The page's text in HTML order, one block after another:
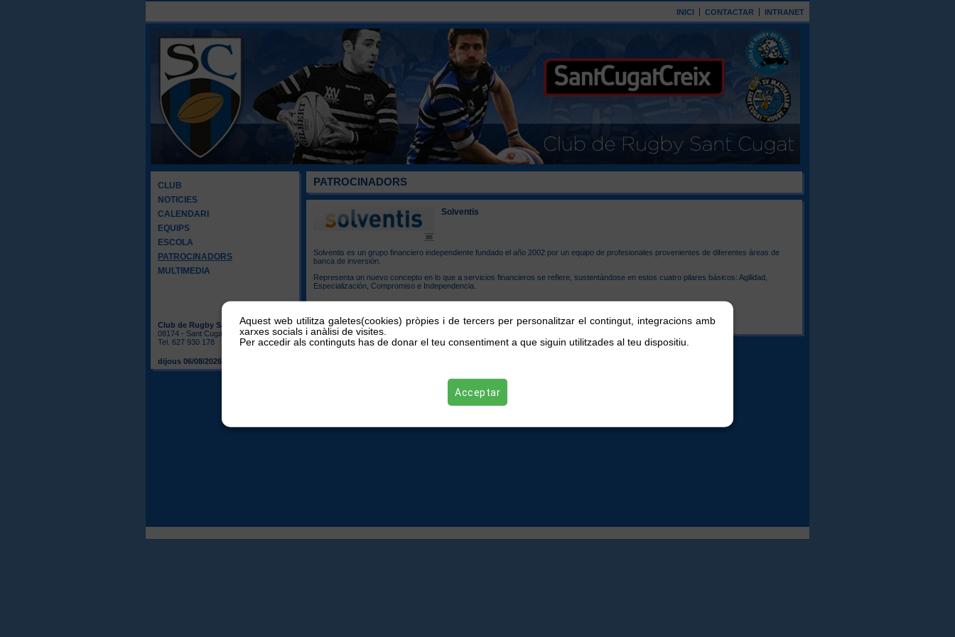
INICI CONTACTAR INTRANET
CLUB
NOTICIES
CALENDARI
EQUIPS
ESCOLA
PATROCINADORS
MULTIMEDIA
Club de Rugby Sant Cugat
08174 - Sant Cugat del Vallès
Tel. 627 930 178
dijous 06/08/2026
PATROCINADORS
Solventis
Solventis es un grupo financiero independiente fundado el año 2002 por un equipo de profesionales provenientes de diferentes áreas de
banca de inversión.
Representa un nuevo concepto en lo que a servicios financieros se refiere, sustentándose en estos cuatro pilares básicos: Agilidad,
Especialización, Compromiso e Independencia.
Aquest web utilitza galetes(cookies) pròpies i de tercers per personalitzar el contingut, integracions amb
xarxes socials i anàlisi de visites.
Per accedir als continguts has de donar el teu consentiment a que siguin utilitzades al teu dispositiu.
Acceptar